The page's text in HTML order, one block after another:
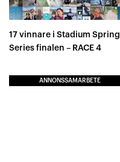
17 vinnare i Stadium Spring
Series finalen – RACE 4
ANNONSSAMARBETE